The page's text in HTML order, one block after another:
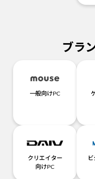
ブラ
一般向けPC
クリエイター
向けPC